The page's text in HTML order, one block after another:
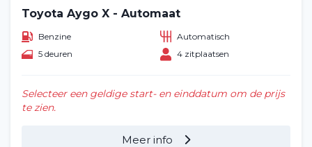
Toyota Aygo X - Automaat
Benzine
Automatisch
5 deuren
4 zitplaatsen
Selecteer een geldige start- en einddatum om de prijs
te zien.
Meer info